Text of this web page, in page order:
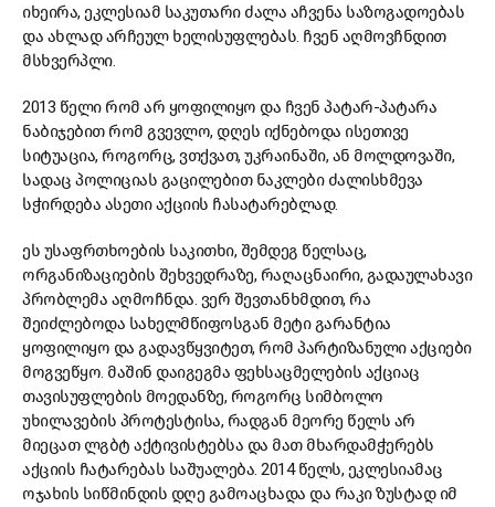
იხეირა, ეკლესიამ საკუთარი ძალა აჩვენა საზოგადოებას
და ახლად არჩეულ ხელისუფლებას. ჩვენ აღმოვჩნდით
მსხვერპლი.
2013 წელი რომ არ ყოფილიყო და ჩვენ პატარ-პატარა
ნაბიჯებით რომ გვევლო, დღეს იქნებოდა ისეთივე
სიტუაცია, როგორც, ვთქვათ, უკრაინაში, ან მოლდოვაში,
სადაც პოლიციას გაცილებით ნაკლები ძალისხმევა
სჭირდება ასეთი აქციის ჩასატარებლად.
ეს უსაფრთხოების საკითხი, შემდეგ წელსაც,
ორგანიზაციების შეხვედრაზე, რაღაცნაირი, გადაულახავი
პრობლემა აღმოჩნდა. ვერ შევთანხმდით, რა
შეიძლებოდა სახელმწიფოსგან მეტი გარანტია
ყოფილიყო და გადავწყვიტეთ, რომ პარტიზანული აქციები
მოგვეწყო. მაშინ დაიგეგმა ფეხსაცმელების აქციაც
თავისუფლების მოედანზე, როგორც სიმბოლო
უხილავების პროტესტისა, რადგან მეორე წელს არ
მიეცათ ლგბტ აქტივისტებსა და მათ მხარდამჭერებს
აქციის ჩატარებას საშუალება. 2014 წელს, ეკლესიამაც
ოჯახის სიწმინდის დღე გამოაცხადა და რაკი ზუსტად იმ